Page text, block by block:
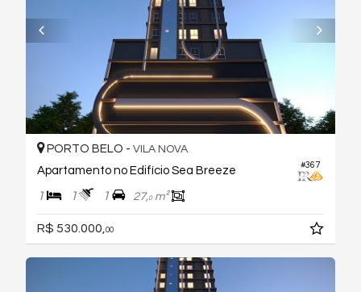
#367
PORTO BELO - VILA NOVA
Apartamento no Edifício Sea Breeze
1 1 1 27,0m²
R$ 530.000,00